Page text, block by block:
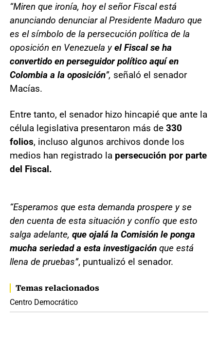
“Miren que ironía, hoy el señor Fiscal está
anunciando denunciar al Presidente Maduro que
es el símbolo de la persecución política de la
oposición en Venezuela yel Fiscal se ha
convertido en perseguidor político aquí en
Colombia a la oposición”, señaló el senador
Macías.
Entre tanto, el senador hizo hincapié que ante la
célula legislativa presentaron más de 330
folios, incluso algunos archivos donde los
medios han registrado la persecución por parte
del Fiscal.
“Esperamos que esta demanda prospere y se
den cuenta de esta situación y confío que esto
salga adelante, que ojalá la Comisión le ponga
mucha seriedad a esta investigación que está
llena de pruebas”, puntualizó el senador.
Temas relacionados
Centro Democrático